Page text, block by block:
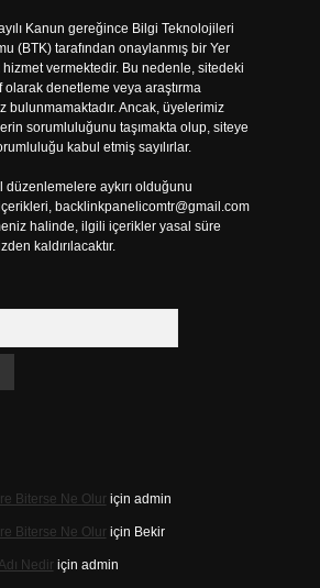
Kanun gereğince Bilgi Teknolojileri
(BTK) tarafından onaylanmış bir Yer
hizmet vermektedir. Bu nedenle, sitedeki
denetleme veya araştırma
bulunmamaktadır. Ancak, üyelerimiz
sorumluluğunu taşımakta olup, siteye
kabul etmiş sayılırlar.
düzenlemelere aykırı olduğunu
backlinkpanelicomtr@gmail.com
halinde, ilgili içerikler yasal süre
kaldırılacaktır.
Biterse Ne Oluriçin admin
Biterse Ne Oluriçin Bekir
Nediriçin admin